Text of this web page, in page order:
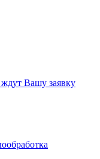
Вашу заявку